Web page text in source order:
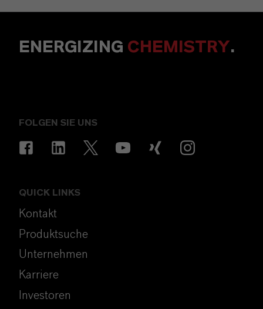
ENERGIZING CHEMISTRY.
FOLGEN SIE UNS
QUICK LINKS
Kontakt
Produktsuche
Unternehmen
Karriere
Investoren